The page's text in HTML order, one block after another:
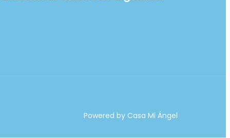
Powered by Casa Mi Ángel